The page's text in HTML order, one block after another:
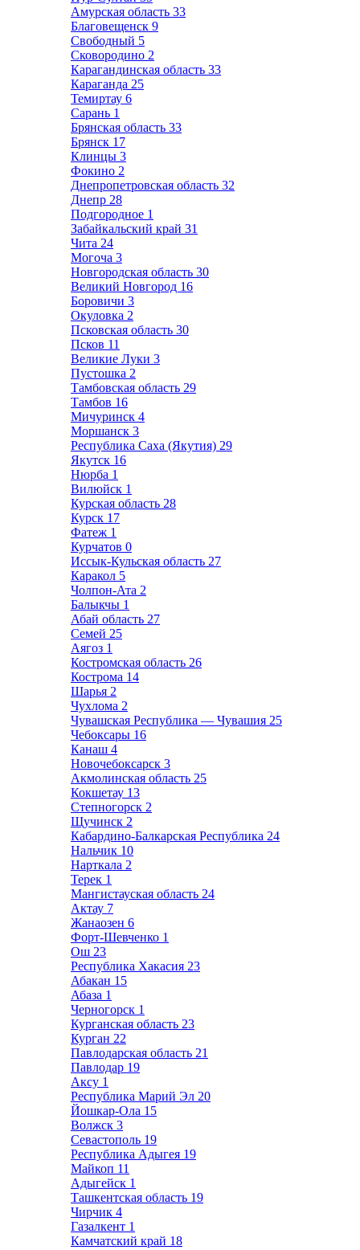
Амурская область 33
Благовещенск 9
Свободный 5
Сковородино 2
Карагандинская область 33
Караганда 25
Темиртау 6
Сарань 1
Брянская область 33
Брянск 17
Клинцы 3
Фокино 2
Днепропетровская область 32
Днепр 28
Подгородное 1
Забайкальский край 31
Чита 24
Могоча 3
Новгородская область 30
Великий Новгород 16
Боровичи 3
Окуловка 2
Псковская область 30
Псков 11
Великие Луки 3
Пустошка 2
Тамбовская область 29
Тамбов 16
Мичуринск 4
Моршанск 3
Республика Саха (Якутия) 29
Якутск 16
Нюрба 1
Вилюйск 1
Курская область 28
Курск 17
Фатеж 1
Курчатов 0
Иссык-Кульская область 27
Каракол 5
Чолпон-Ата 2
Балыкчы 1
Абай область 27
Семей 25
Аягоз 1
Костромская область 26
Кострома 14
Шарья 2
Чухлома 2
Чувашская Республика — Чувашия 25
Чебоксары 16
Канаш 4
Новочебоксарск 3
Акмолинская область 25
Кокшетау 13
Степногорск 2
Щучинск 2
Кабардино-Балкарская Республика 24
Нальчик 10
Нарткала 2
Терек 1
Мангистауская область 24
Актау 7
Жанаозен 6
Форт-Шевченко 1
Ош 23
Республика Хакасия 23
Абакан 15
Абаза 1
Черногорск 1
Курганская область 23
Курган 22
Павлодарская область 21
Павлодар 19
Аксу 1
Республика Марий Эл 20
Йошкар-Ола 15
Волжск 3
Севастополь 19
Республика Адыгея 19
Майкоп 11
Адыгейск 1
Ташкентская область 19
Чирчик 4
Газалкент 1
Камчатский край 18